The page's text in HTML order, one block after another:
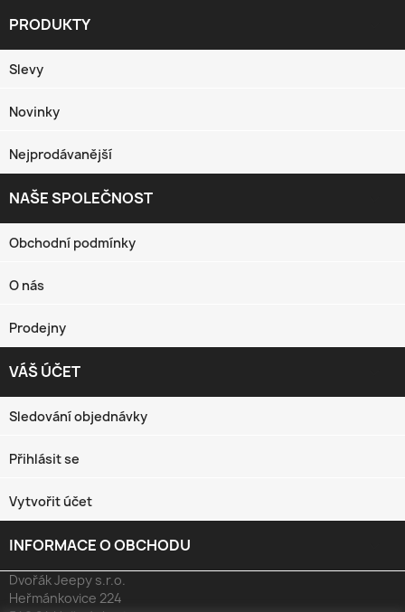
PRODUKTY
Slevy
Novinky
Nejprodávanější
NAŠE SPOLEČNOST
Obchodní podmínky
O nás
Prodejny
VÁŠ ÚČET
Sledování objednávky
Přihlásit se
Vytvořit účet
INFORMACE O OBCHODU
Dvořák Jeepy s.r.o.
Heřmánkovice 224